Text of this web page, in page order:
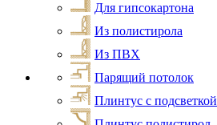
Для гипсокартона
Из полистирола
Из ПВХ
Парящий потолок
Плинтус с подсветкой